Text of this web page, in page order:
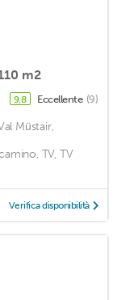
m2
9,8 Eccellente (9)
Müstair,
TV, TV
Verifica disponibilità